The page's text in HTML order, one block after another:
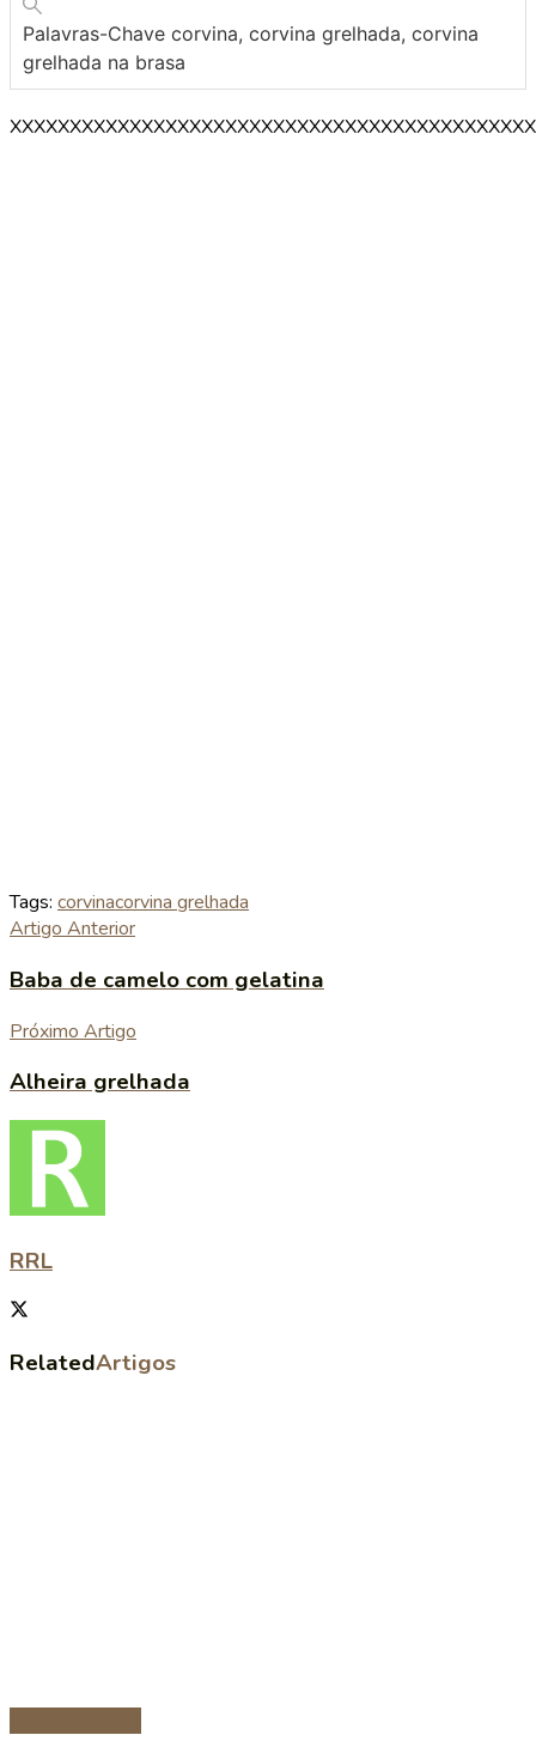
Palavras-Chave corvina, corvina grelhada, corvina
grelhada na brasa
Tags: corvinacorvina grelhada
Artigo Anterior
Baba de camelo com gelatina
Próximo Artigo
Alheira grelhada
RRL
RelatedArtigos